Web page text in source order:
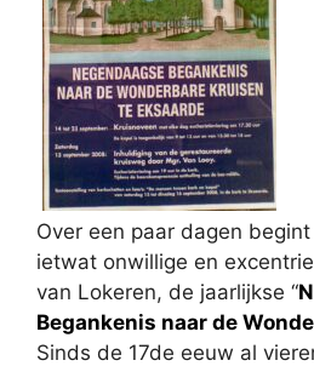
Over een paar dagen
ietwat onwillige en
van Lokeren, de jaarlijkse “
Begankenis naar de
Sinds de 17de eeuw al